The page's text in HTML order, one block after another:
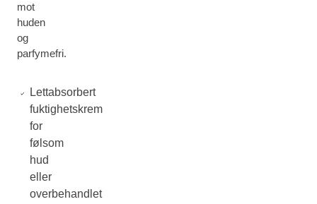
mot
huden
og
parfymefri.
Lettabsorbert
fuktighetskrem
for
følsom
hud
eller
overbehandlet